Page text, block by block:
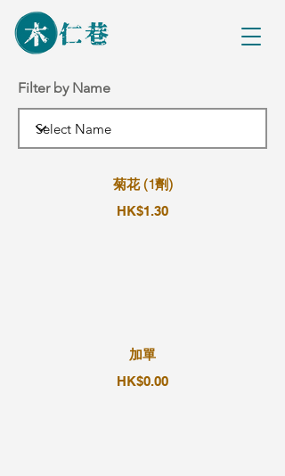
Filter by Name
菊花 (1劑)
HK$1.30
加單
HK$0.00